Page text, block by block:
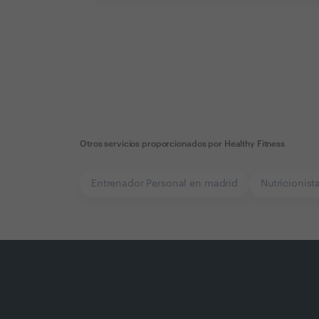
Otros servicios proporcionados por Healthy Fitness
Entrenador Personal en madrid